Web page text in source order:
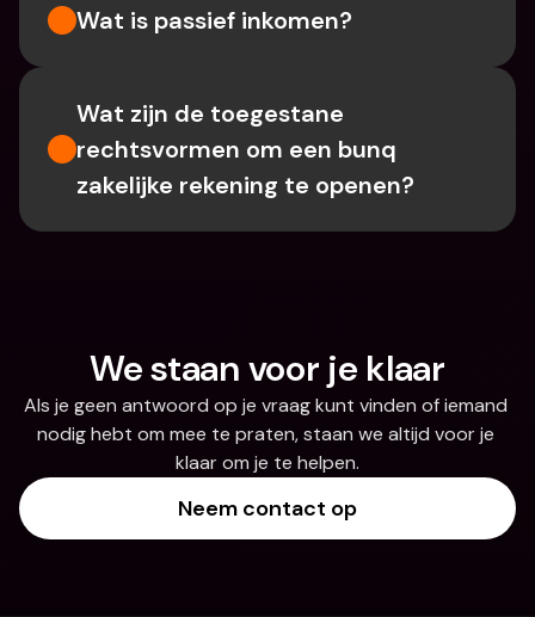
Wat is passief inkomen?
Wat zijn de toegestane
rechtsvormen om een bunq
zakelijke rekening te openen?
We staan voor je klaar
Als je geen antwoord op je vraag kunt vinden of iemand
nodig hebt om mee te praten, staan we altijd voor je
klaar om je te helpen.
Neem contact op